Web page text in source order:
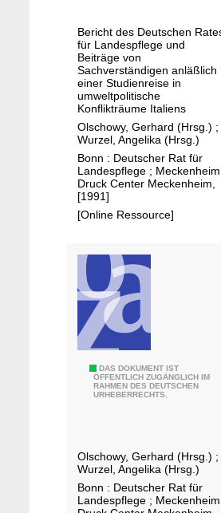
n
d
e
r
L
a
n
d
e
s
p
l
g
e
-
u
n
d
U
m
w
e
l
t
s
h
t
i
n
e
n
Bericht des Deutschen
für Landespflege und
Beiträge von
Sachverständigen anläßlich
einer Studienreise in
umweltpolitische
Konflikträume Italiens
Olschowy, Gerhard (Hrsg.) ;
Wurzel, Angelika (Hrsg.)
Bonn : Deutscher Rat für
Landespflege ;
Druck Center Meckenheim,
[1991]
[Online Ressource]
DAS DOKUMENT IST
ÖFFENTLICH ZUGÄNGLICH IM
RAHMEN DES DEUTSCHEN
URHEBERRECHTS.
s
c
h
Olschowy, Gerhard (Hrsg.) ;
Wurzel, Angelika (Hrsg.)
Bonn : Deutscher Rat für
Landespflege ;